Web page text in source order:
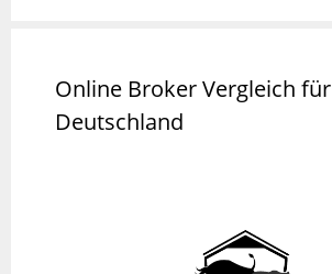
Online Broker Vergleich für
Deutschland